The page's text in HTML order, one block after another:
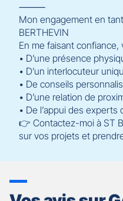
⸻
Mon engagement en
BERTHEVIN
En me faisant
• D’une présence
• D’un interlocuteur
• De conseils
• D’une relation de
• De l’appui des
👉 Contactez-moi à ST
sur vos projets et